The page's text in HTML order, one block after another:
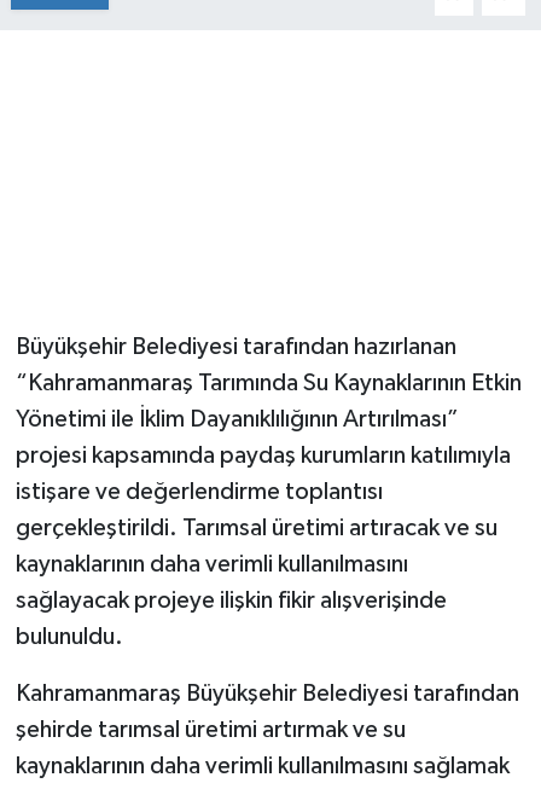
Büyükşehir Belediyesi tarafından hazırlanan
“Kahramanmaraş Tarımında Su Kaynaklarının Etkin
Yönetimi ile İklim Dayanıklılığının Artırılması”
projesi kapsamında paydaş kurumların katılımıyla
istişare ve değerlendirme toplantısı
gerçekleştirildi. Tarımsal üretimi artıracak ve su
kaynaklarının daha verimli kullanılmasını
sağlayacak projeye ilişkin fikir alışverişinde
bulunuldu.
Kahramanmaraş Büyükşehir Belediyesi tarafından
şehirde tarımsal üretimi artırmak ve su
kaynaklarının daha verimli kullanılmasını sağlamak